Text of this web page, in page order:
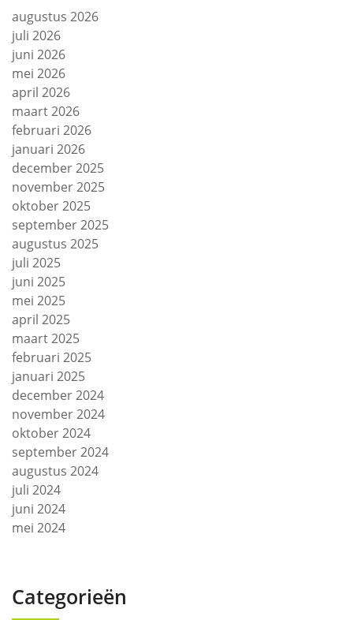
augustus 2026
juli 2026
juni 2026
mei 2026
april 2026
maart 2026
februari 2026
januari 2026
december 2025
november 2025
oktober 2025
september 2025
augustus 2025
juli 2025
juni 2025
mei 2025
april 2025
maart 2025
februari 2025
januari 2025
december 2024
november 2024
oktober 2024
september 2024
augustus 2024
juli 2024
juni 2024
mei 2024
Categorieën